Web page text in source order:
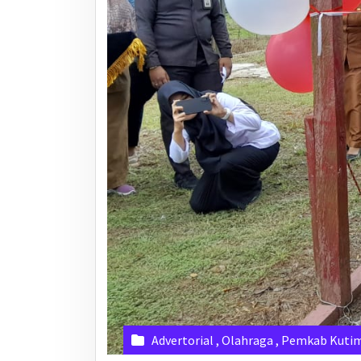
Advertorial , Olahraga , Pemkab